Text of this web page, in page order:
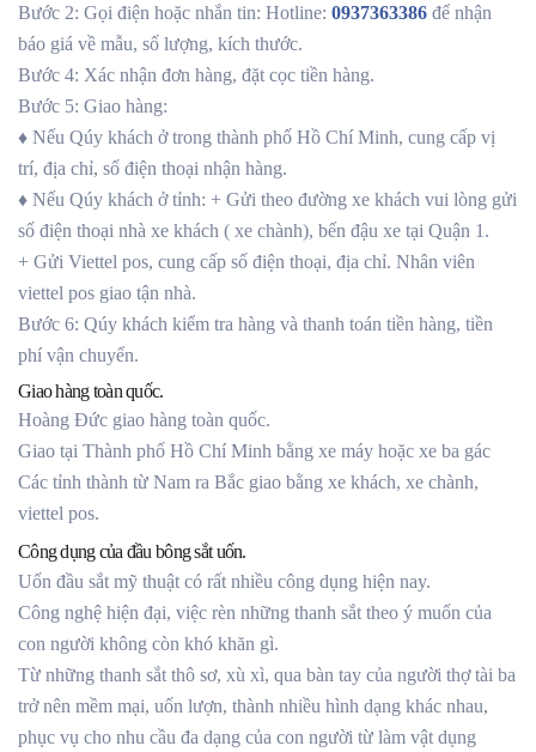
Bước 2: Gọi điện hoặc nhắn tin: Hotline: 0937363386 để nhận
báo giá về mẫu, số lượng, kích thước.
Bước 4: Xác nhận đơn hàng, đặt cọc tiền hàng.
Bước 5: Giao hàng:
♦ Nếu Qúy khách ở trong thành phố Hồ Chí Minh, cung cấp vị
trí, địa chỉ, số điện thoại nhận hàng.
♦ Nếu Qúy khách ở tỉnh: + Gửi theo đường xe khách vui lòng gửi
số điện thoại nhà xe khách ( xe chành), bến đậu xe tại Quận 1.
+ Gửi Viettel pos, cung cấp số điện thoại, địa chỉ. Nhân viên
viettel pos giao tận nhà.
Bước 6: Qúy khách kiểm tra hàng và thanh toán tiền hàng, tiền
phí vận chuyển.
Giao hàng toàn quốc.
Hoàng Đức giao hàng toàn quốc.
Giao tại Thành phố Hồ Chí Minh bằng xe máy hoặc xe ba gác
Các tỉnh thành từ Nam ra Bắc giao bằng xe khách, xe chành,
viettel pos.
Công dụng của đầu bông sắt uốn.
Uốn đầu sắt mỹ thuật có rất nhiều công dụng hiện nay.
Công nghệ hiện đại, việc rèn những thanh sắt theo ý muốn của
con người không còn khó khăn gì.
Từ những thanh sắt thô sơ, xù xì, qua bàn tay của người thợ tài ba
trở nên mềm mại, uốn lượn, thành nhiều hình dạng khác nhau,
phục vụ cho nhu cầu đa dạng của con người từ làm vật dụng